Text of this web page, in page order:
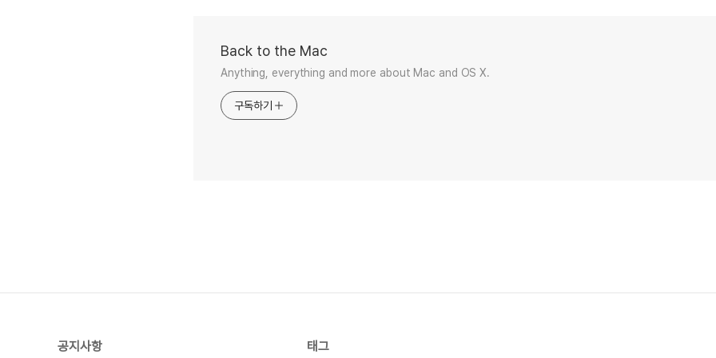
Back to the Mac
Anything, everything and more about Mac and OS X.
구독하기
공지사항 태그